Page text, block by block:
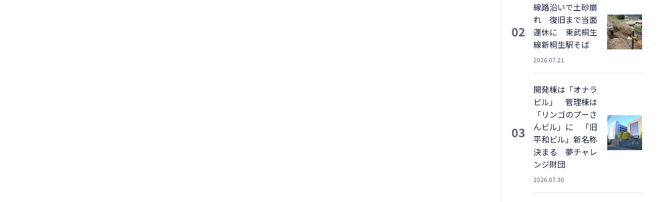
02
線路沿いで土砂崩
れ 復旧まで当面
運休に 東武桐生
線新桐生駅そば
2026.07.21
03
開発棟は「オナラ
ビル」 管理棟は
「リンゴのプーさ
んビル」に 「旧
平和ビル」新名称
決まる 夢チャレ
ンジ財団
2026.07.30